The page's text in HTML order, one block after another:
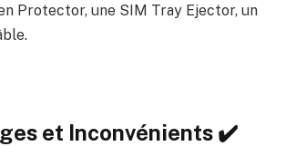
Protector, une SIM Tray Ejector, un
et Inconvénients ✔️